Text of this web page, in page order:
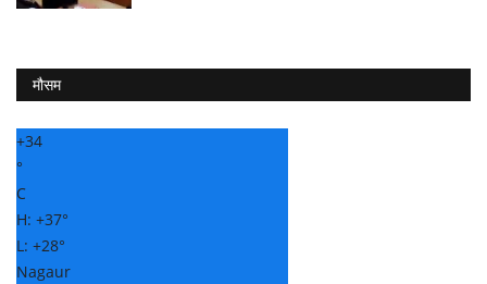
मौसम
+34
°
C
H: +37°
L: +28°
Nagaur